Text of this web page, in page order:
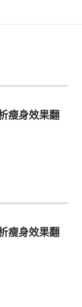
瘦身效果翻
瘦身效果翻